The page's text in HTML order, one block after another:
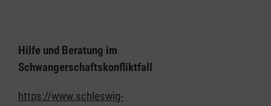
Hilfe und Beratung im
Schwangerschaftskonfliktfall
https://www.schleswig-